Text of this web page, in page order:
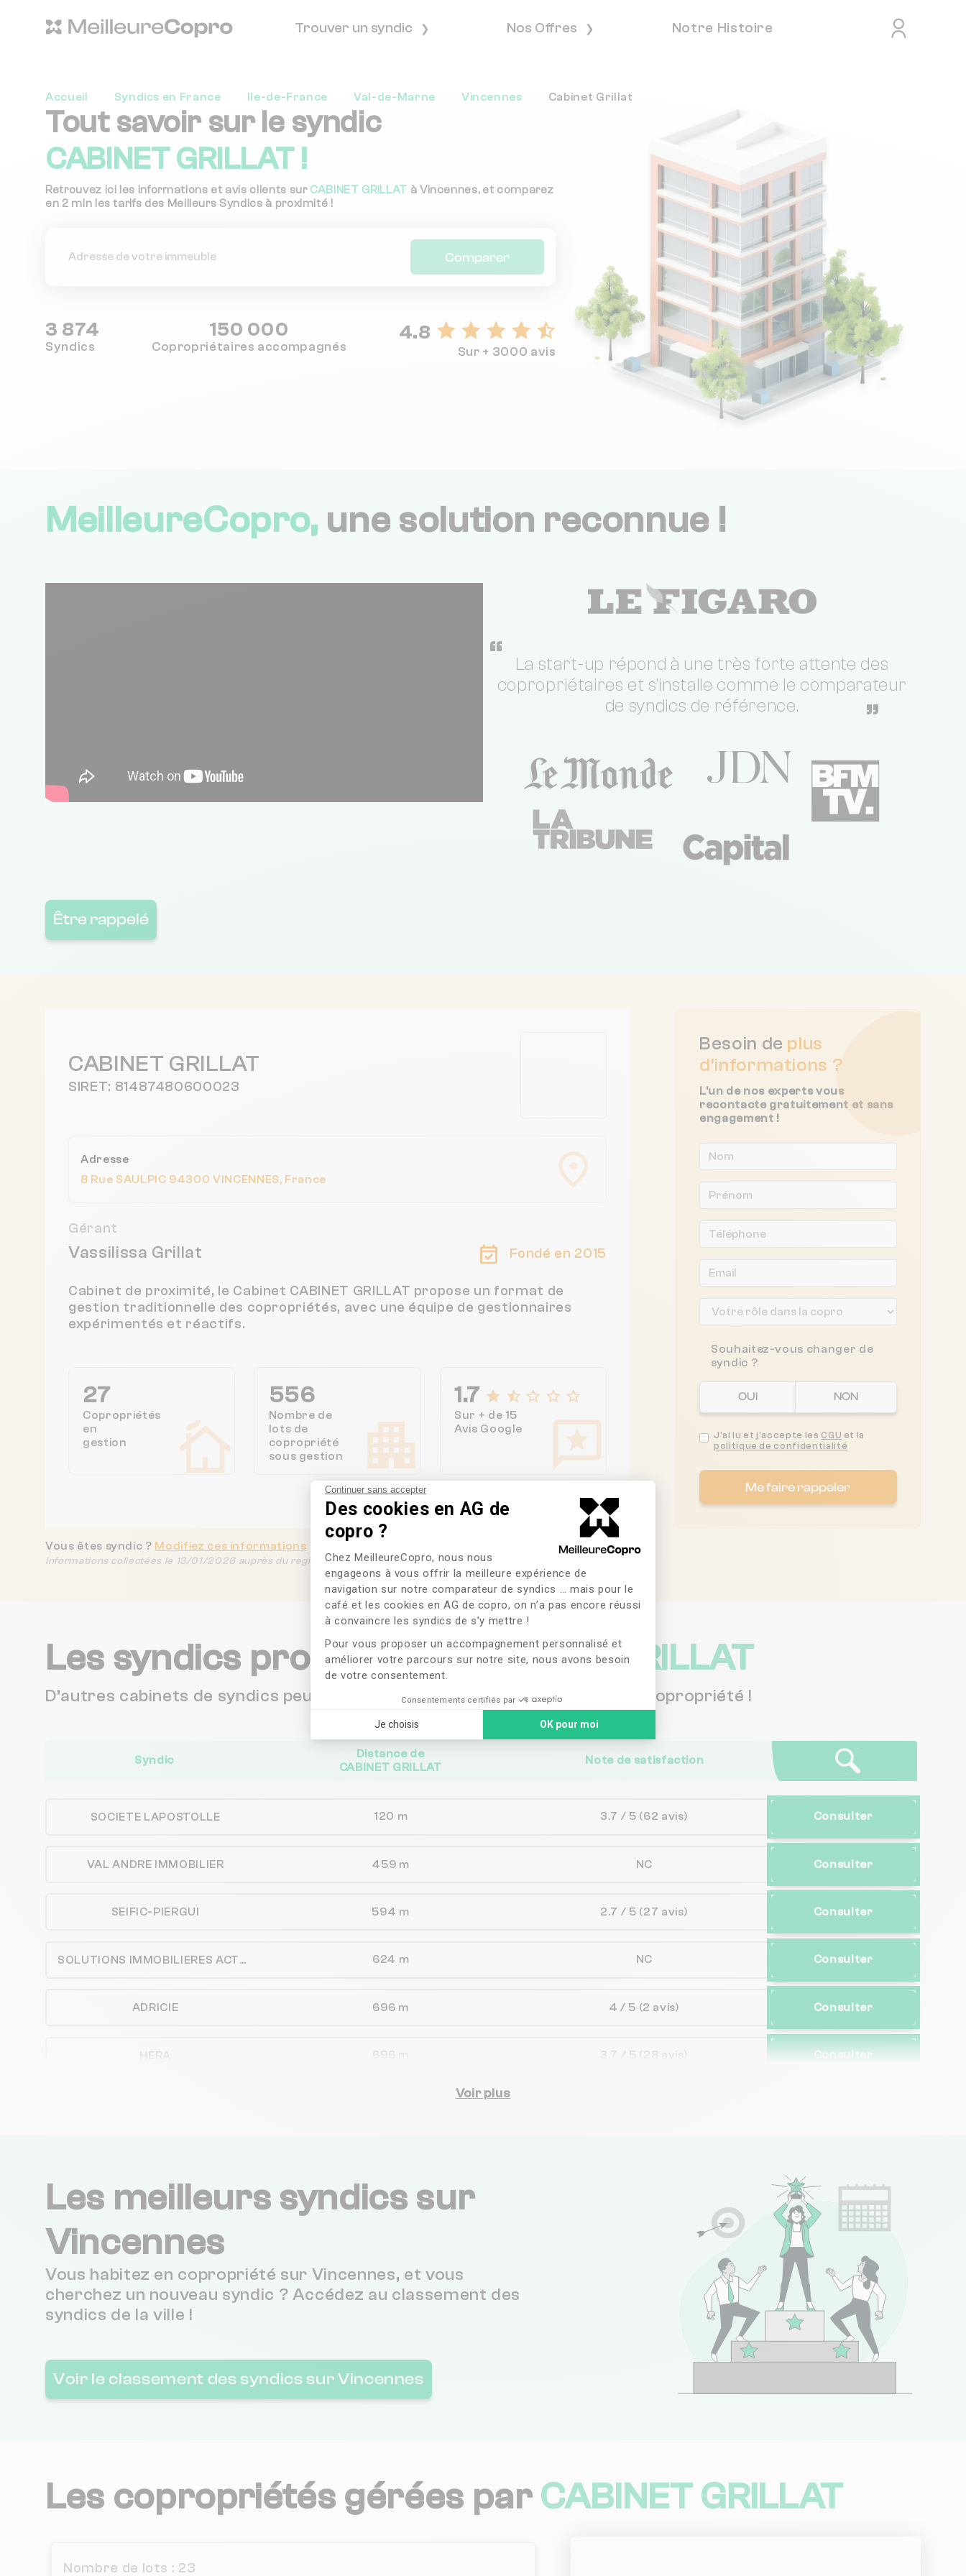
Continuer sans accepter
Des cookies en AG de
copro ?
Plateforme de Gestion du Consentement : Personnalisez vos Options
Chez MeilleureCopro, nous nous
engageons à vous offrir la meilleure expérience de
navigation sur notre comparateur de syndics … mais pour le
café et les cookies en AG de copro, on n’a pas encore réussi
à convaincre les syndics de s’y mettre !
Pour vous proposer un accompagnement personnalisé et
améliorer votre parcours sur notre site, nous avons besoin
de votre consentement.
Consentements certifiés par
Je choisis OK pour moi
Axeptio consent
Trouver un syndic Nos Offres Notre Histoire
Accueil Syndics en France Ile-de-France Val-de-Marne Vincennes Cabinet Grillat
Tout savoir sur le syndic
CABINET GRILLAT !
Retrouvez ici les informations et avis clients sur CABINET GRILLAT à Vincennes, et comparez
en 2 min les tarifs des Meilleurs Syndics à proximité !
Comparer
3 874
Syndics
150 000
Copropriétaires accompagnés
4.8
Sur + 3000 avis
MeilleureCopro, une solution reconnue !
“
La start-up répond à une très forte attente des
copropriétaires et s'installe comme le comparateur
de syndics de référence.
”
Être rappelé
CABINET GRILLAT
SIRET: 81487480600023
Adresse
8 Rue SAULPIC 94300 VINCENNES, France
Gérant
Vassilissa Grillat Fondé en 2015
Cabinet de proximité, le Cabinet CABINET GRILLAT propose un format de
gestion traditionnelle des copropriétés, avec une équipe de gestionnaires
expérimentés et réactifs.
27
Copropriétés
en
gestion
556
Nombre de
lots de
copropriété
sous gestion
1.7
Sur + de 15
Avis Google
Besoin de plus
d'informations ?
L'un de nos experts vous
recontacte gratuitement et sans
engagement !
Souhaitez-vous changer de
syndic ?
OUI NON
J'ai lu et j'accepte les CGU et la
politique de confidentialité
Me faire rappeler
Vous êtes syndic ? Modifiez ces informations
Informations collectées le 13/01/2026 auprès du registre des copropriétés
Les syndics proches deCABINET GRILLAT
D’autres cabinets de syndics peuvent correspondre aux besoins de votre copropriété !
Syndic
Distance de
CABINET GRILLAT
Note de satisfaction
SOCIETE LAPOSTOLLE 120 m 3.7 / 5 (62 avis) Consulter
VAL ANDRE IMMOBILIER 459 m NC Consulter
SEIFIC-PIERGUI 594 m 2.7 / 5 (27 avis) Consulter
SOLUTIONS IMMOBILIERES ACTUELLES 624 m NC Consulter
ADRICIE 696 m 4 / 5 (2 avis) Consulter
HERA 696 m 3.7 / 5 (28 avis) Consulter
CABINET MELIAVA 1 km Consulter
CABINET LOUIS PORCHERET
SAB IMMOBILIER 1 km Consulter
Consulter
SOCIETE D'ECONOMIE MIXTE DE MONTREUIL
1 km NC Consulter
Voir plus
Les meilleurs syndics sur
Vincennes
Vous habitez en copropriété sur Vincennes, et vous
cherchez un nouveau syndic ? Accédez au classement des
syndics de la ville !
Voir le classement des syndics sur Vincennes
Les copropriétés gérées par CABINET GRILLAT
Nombre de lots : 23